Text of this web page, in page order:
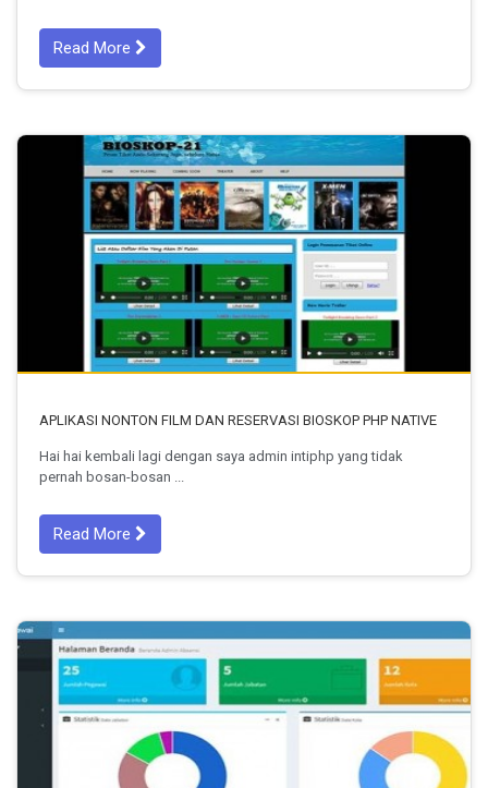
Read More
APLIKASI NONTON FILM DAN RESERVASI BIOSKOP PHP NATIVE
Hai hai kembali lagi dengan saya admin intiphp yang tidak
pernah bosan-bosan ...
Read More